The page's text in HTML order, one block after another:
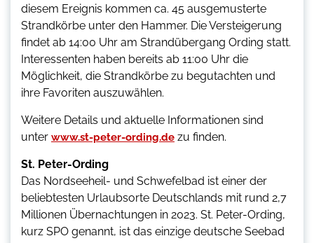
diesem Ereignis kommen ca. 45 ausgemusterte
Strandkörbe unter den Hammer. Die Versteigerung
findet ab 14:00 Uhr am Strandübergang Ording statt.
Interessenten haben bereits ab 11:00 Uhr die
Möglichkeit, die Strandkörbe zu begutachten und
ihre Favoriten auszuwählen.
Weitere Details und aktuelle Informationen sind
unter www.st-peter-ording.de zu finden.
St. Peter-Ording
Das Nordseeheil- und Schwefelbad ist einer der
beliebtesten Urlaubsorte Deutschlands mit rund 2,7
Millionen Übernachtungen in 2023. St. Peter-Ording,
kurz SPO genannt, ist das einzige deutsche Seebad